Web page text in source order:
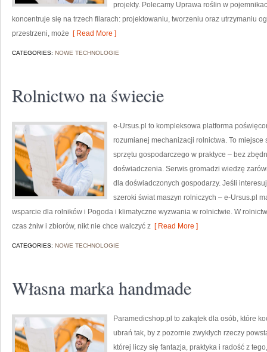
projekty. Polecamy Uprawa roślin w
koncentruje się na trzech filarach: projektowaniu, tworzeniu oraz utrzymaniu
przestrzeni, może [ Read More ]
CATEGORIES: NOWE TECHNOLOGIE
Rolnictwo na świecie
e-Ursus.pl to kompleksowa platforma
rozumianej mechanizacji rolnictwa. To
sprzętu gospodarczego w praktyce – bez
doświadczenia. Serwis gromadzi wiedzę
dla doświadczonych gospodarzy. Jeśli
szeroki świat maszyn rolniczych – e-Ursus.pl
wsparcie dla rolników i Pogoda i klimatyczne wyzwania w rolnictwie. W
czas żniw i zbiorów, nikt nie chce walczyć z [ Read More ]
CATEGORIES: NOWE TECHNOLOGIE
Własna marka handmade
Paramedicshop.pl to zakątek dla osób, które
ubrań tak, by z pozornie zwykłych rzeczy
której liczy się fantazja, praktyka i radość z